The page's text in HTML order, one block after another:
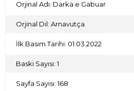
Orjinal Adı: Darka e Gabuar
Orjinal Dil: Arnavutça
İlk Basım Tarihi: 01.03.2022
Baskı Sayısı: 1
Sayfa Sayısı: 168